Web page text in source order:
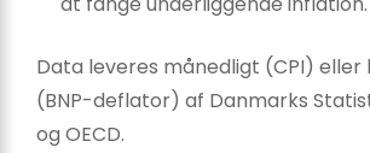
Data leveres månedligt (CPI) eller
(BNP-deflator) af Danmarks
og OECD.